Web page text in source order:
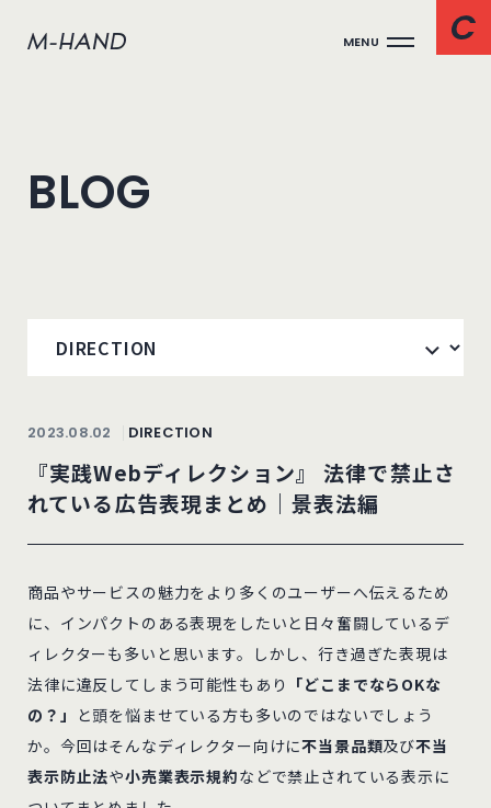
MENU
BLOG
2023.08.02 DIRECTION
『実践Webディレクション』 法律で禁止さ
れている広告表現まとめ｜景表法編
商品やサービスの魅力をより多くのユーザーへ伝えるため
に、インパクトのある表現をしたいと日々奮闘しているデ
ィレクターも多いと思います。しかし、行き過ぎた表現は
法律に違反してしまう可能性もあり 「どこまでならOKな
の？」 と頭を悩ませている方も多いのではないでしょう
か。今回はそんなディレクター向けに不当景品類及び不当
表示防止法や小売業表示規約などで禁止されている表示に